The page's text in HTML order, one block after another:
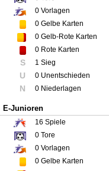
0 Vorlagen
0 Gelbe Karten
0 Gelb-Rote Karten
0 Rote Karten
S 1 Sieg
U 0 Unentschieden
N 0 Niederlagen
E-Junioren
16 Spiele
0 Tore
0 Vorlagen
0 Gelbe Karten